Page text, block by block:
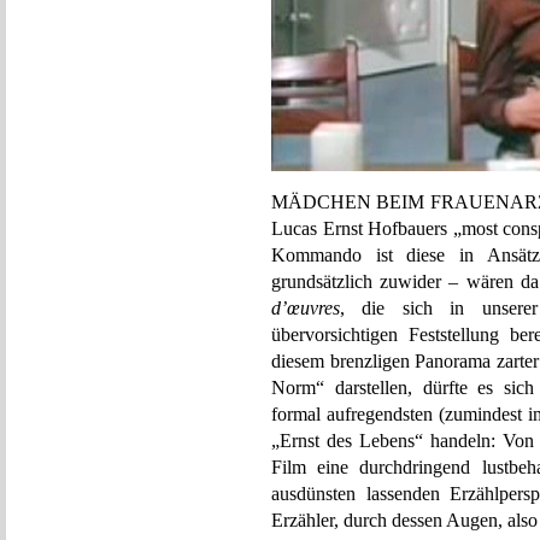
MÄDCHEN BEIM
Lucas Ernst Hofbauers „most
Kommando ist diese in
grundsätzlich zuwider – wären
d’œuvres, die sich in unserer
übervorsichtigen Feststellung
diesem brenzligen Panorama
Norm“ darstellen, dürfte es
formal aufregendsten (zumindest
„Ernst des Lebens“ handeln:
Film eine durchdringend
ausdünsten lassenden
Erzähler, durch dessen Augen,